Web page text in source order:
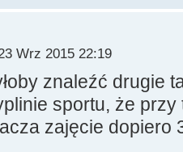
Wrz 2015 22:19
znaleźć drugie
sportu, że
zajęcie dopiero